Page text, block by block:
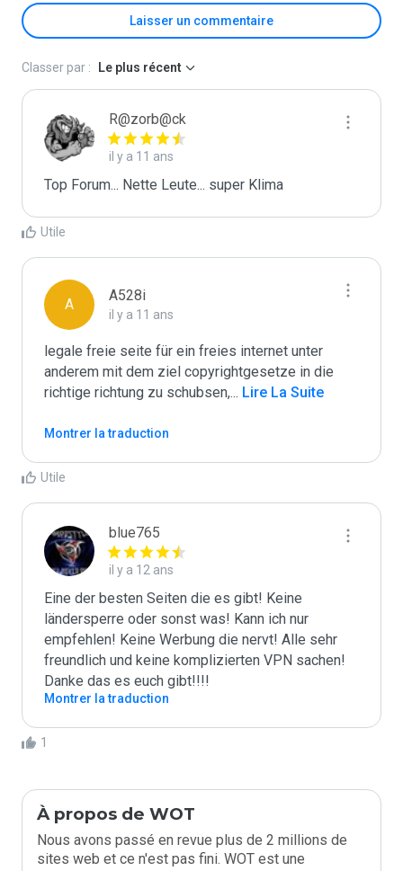
Laisser un commentaire
Classer par : Le plus récent
R@zorb@ck
il y a 11 ans
Top Forum... Nette Leute... super Klima
Utile
A
A528i
il y a 11 ans
legale freie seite für ein freies internet unter
anderem mit dem ziel copyrightgesetze in die
richtige richtung zu schubsen,... Lire La Suite
Montrer la traduction
Utile
blue765
il y a 12 ans
Eine der besten Seiten die es gibt! Keine
ländersperre oder sonst was! Kann ich nur
empfehlen! Keine Werbung die nervt! Alle sehr
freundlich und keine komplizierten VPN sachen!
Danke das es euch gibt!!!!
Montrer la traduction
1
À propos de WOT
Nous avons passé en revue plus de 2 millions de
sites web et ce n'est pas fini. WOT est une